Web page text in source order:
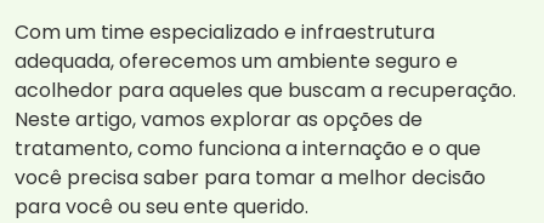
Com um time especializado e infraestrutura
adequada, oferecemos um ambiente seguro e
acolhedor para aqueles que buscam a recuperação.
Neste artigo, vamos explorar as opções de
tratamento, como funciona a internação e o que
você precisa saber para tomar a melhor decisão
para você ou seu ente querido.